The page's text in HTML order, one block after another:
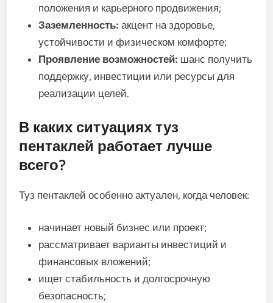
положения и карьерного продвижения;
Заземленность: акцент на здоровье,
устойчивости и физическом комфорте;
Проявление возможностей: шанс получить
поддержку, инвестиции или ресурсы для
реализации целей.
В каких ситуациях туз
пентаклей работает лучше
всего?
Туз пентаклей особенно актуален, когда человек:
начинает новый бизнес или проект;
рассматривает варианты инвестиций и
финансовых вложений;
ищет стабильность и долгосрочную
безопасность;